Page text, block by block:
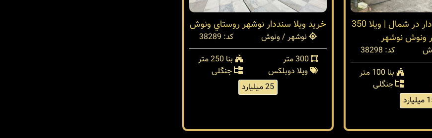
فروش ویلا سنددار در شمال | ویلا 350
ونوش نوشهر
کد: 38298
بنا 100 متر
جنگلی
خرید ویلا سنددار نوشهر روستاي ونوش
نوشهر / ونوش
کد: 38289
بنا 250 متر
ویلا دوبلکس
جنگلی
25 میلیارد